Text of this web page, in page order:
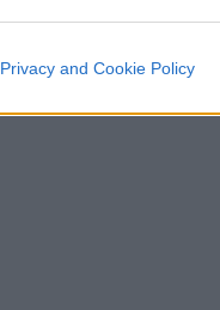
Privacy and Cookie Policy